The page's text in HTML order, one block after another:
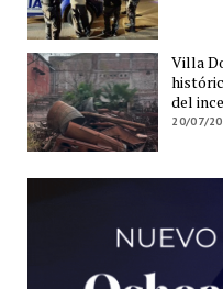
Villa
del
20/07/